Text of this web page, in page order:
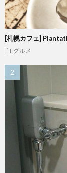
[札幌カフェ]
グルメ